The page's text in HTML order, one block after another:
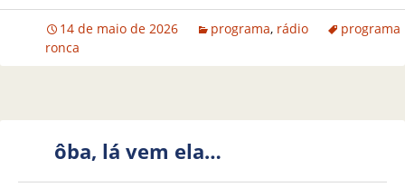
14 de maio de 2026 programa, rádio
programa
ronca
ôba, lá vem ela…